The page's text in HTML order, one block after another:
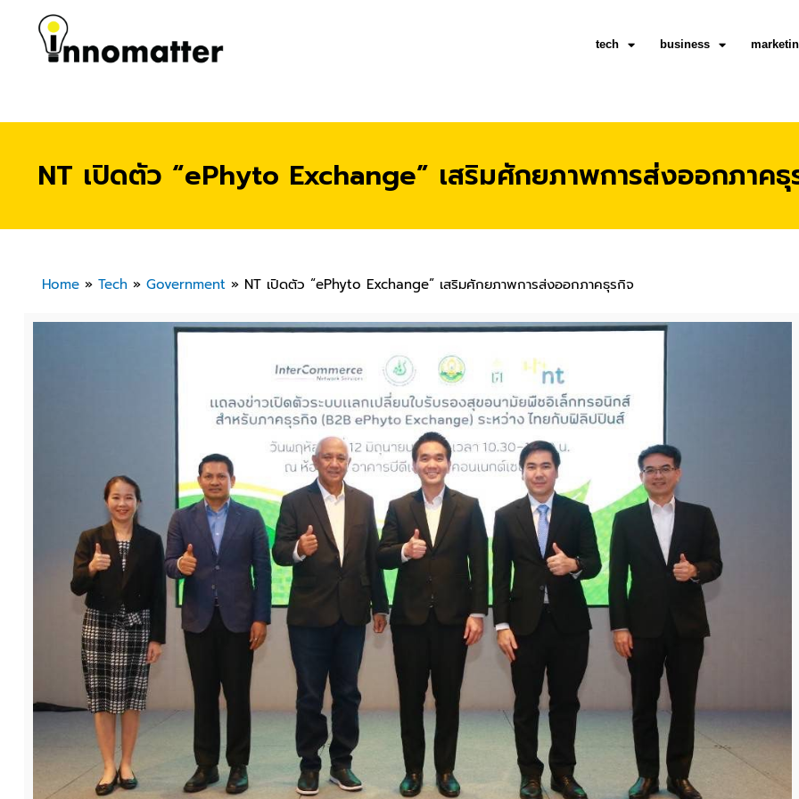
tech business
NT เปิดตัว “ePhyto Exchange” เสริมศักยภาพการส่งออกภาคธุ
Home» Tech» Government» NT เปิดตัว “ePhyto Exchange” เสริมศักยภาพการส่งออกภาคธุรกิจ